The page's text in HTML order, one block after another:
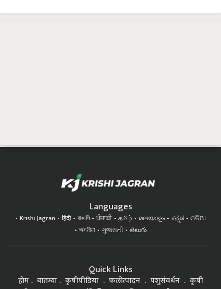
Languages
Krishi Jagran हिंदी বাঙালি ਪੰਜਾਬੀ தமிழ் മലയാളം ಕನ್ನಡ
ଓଡିଆ
অসমীয়া
ગુજરાતી తెలుగు
Quick Links
होम बातम्या कृषीपीडिया फलोत्पादन पशुसंवर्धन
कृषी